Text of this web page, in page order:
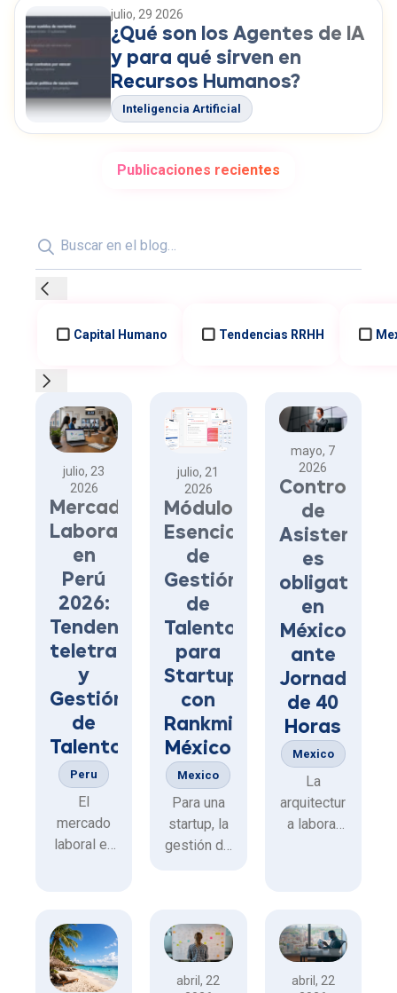
julio, 29 2026
¿Qué son los Agentes de IA
y para qué sirven en
Recursos Humanos?
Inteligencia Artificial
Publicaciones recientes
Capital Humano Tendencias RRHH
Artículos del blog
julio, 23
2026
Mercado
Laboral
en
Perú
2026:
Tendencias,
teletrabajo
y
Gestión
de
Talento
Peru
El
mercado
laboral en
compleja y
altamente
cambiante.
julio, 21
2026
Módulos
Esenciales
de
Gestión
de
Talento
para
Startups
con
Rankmi
México
Mexico
Para una
startup, la
gestión de
escalar
eficientem
ente y
mayo, 7
2026
Control
de
Asistencia
es
obligatorio
en
México
ante
Jornada
de 40
Horas
Mexico
La
arquitectur
a laboral
es. Tras la
aprobación
en la
abril, 22
abril, 22